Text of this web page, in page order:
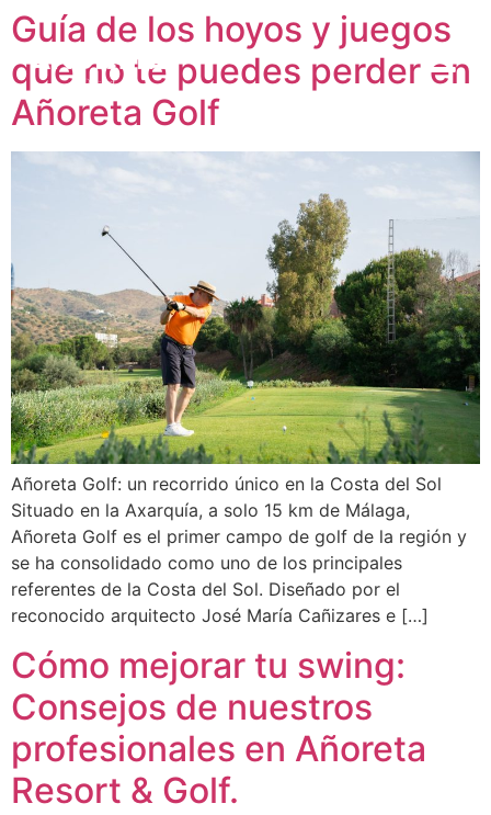
Guía de los hoyos y juegos
que no te puedes perder en
Añoreta Golf
Añoreta Golf: un recorrido único en la Costa del Sol
Situado en la Axarquía, a solo 15 km de Málaga,
Añoreta Golf es el primer campo de golf de la región y
se ha consolidado como uno de los principales
referentes de la Costa del Sol. Diseñado por el
reconocido arquitecto José María Cañizares e […]
Cómo mejorar tu swing:
Consejos de nuestros
profesionales en Añoreta
Resort & Golf.